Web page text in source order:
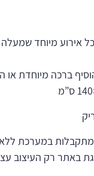
אירוע מיוחד
ברכה מיוחדת
במערכת
באתר רק העיצוב